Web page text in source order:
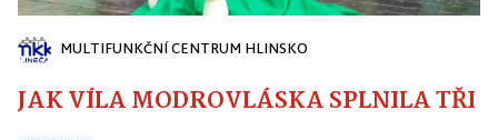
MULTIFUNKČNÍ CENTRUM HLINSKO